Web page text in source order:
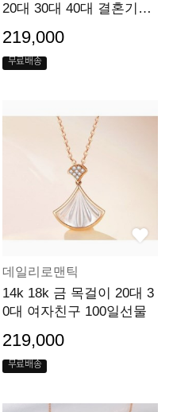
20대 30대 40대 결혼기념
219,000
무료배송
데일리로맨틱
14k 18k 금 목걸이 20대 3
0대 여자친구 100일선물
219,000
무료배송